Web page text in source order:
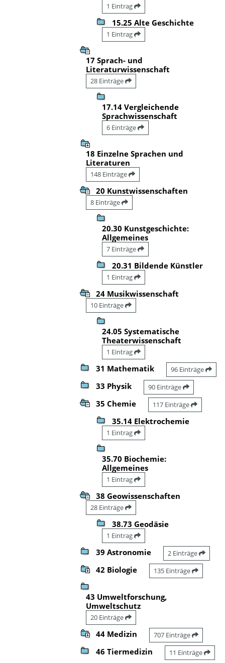
1 Eintrag
15.25 Alte Geschichte
1 Eintrag
17 Sprach- und
Literaturwissenschaft
28 Einträge
17.14 Vergleichende
Sprachwissenschaft
6 Einträge
18 Einzelne Sprachen und
Literaturen
148 Einträge
20 Kunstwissenschaften
8 Einträge
20.30 Kunstgeschichte:
Allgemeines
7 Einträge
20.31 Bildende Künstler
1 Eintrag
24 Musikwissenschaft
10 Einträge
24.05 Systematische
Theaterwissenschaft
1 Eintrag
31 Mathematik 96 Einträge
33 Physik 90 Einträge
35 Chemie 117 Einträge
35.14 Elektrochemie
1 Eintrag
35.70 Biochemie:
Allgemeines
1 Eintrag
38 Geowissenschaften
28 Einträge
38.73 Geodäsie
1 Eintrag
39 Astronomie 2 Einträge
42 Biologie 135 Einträge
43 Umweltforschung,
Umweltschutz
20 Einträge
44 Medizin 707 Einträge
46 Tiermedizin 11 Einträge